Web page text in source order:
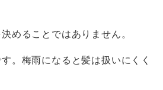
めることではありません。
。梅雨になると髪は扱いにくく